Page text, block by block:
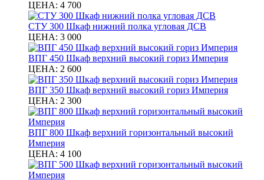
ЦЕНА: 4 700
СТУ 300 Шкаф нижний полка угловая ДСВ
ЦЕНА: 3 000
ВПГ 450 Шкаф верхний высокий гориз Империя
ЦЕНА: 2 600
ВПГ 350 Шкаф верхний высокий гориз Империя
ЦЕНА: 2 300
ВПГ 800 Шкаф верхний горизонтальный высокий
Империя
ЦЕНА: 4 100